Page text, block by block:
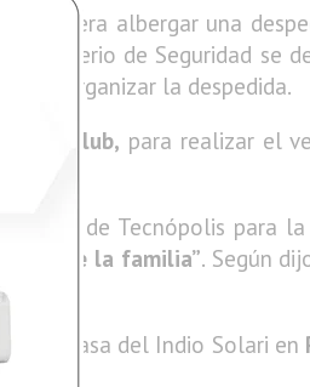
pudiera albergar una
Ministerio de Seguridad se
para organizar la despedida.
Club, para realizar el
predio de Tecnópolis para
de la familia”. Según
la casa del Indio Solari en